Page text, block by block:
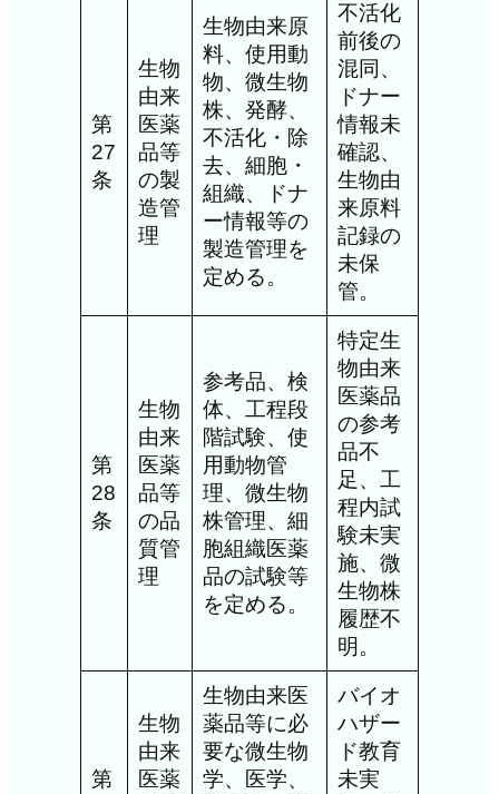
第
27
条
生物
由来
医薬
品等
の製
造管
理
生物由来原
料、使用動
物、微生物
株、発酵、
不活化・除
去、細胞・
組織、ドナ
ー情報等の
製造管理を
定める。
不活化
前後の
混同、
ドナー
情報未
確認、
生物由
来原料
記録の
未保
管。
第
28
条
生物
由来
医薬
品等
の品
質管
理
参考品、検
体、工程段
階試験、使
用動物管
理、微生物
株管理、細
胞組織医薬
品の試験等
を定める。
特定生
物由来
医薬品
の参考
品不
足、工
程内試
験未実
施、微
生物株
履歴不
明。
第
生物
由来
医薬
生物由来医
薬品等に必
要な微生物
学、医学、
バイオ
ハザー
ド教育
未実